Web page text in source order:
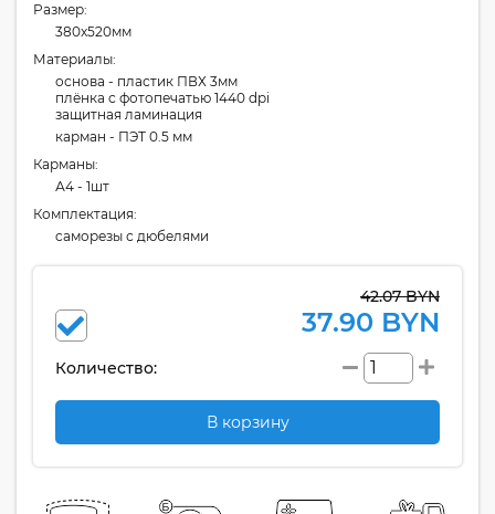
Размер:
380x520мм
Материалы:
основа - пластик ПВХ 3мм
плёнка с фотопечатью 1440 dpi
защитная ламинация
карман - ПЭТ 0.5 мм
Карманы:
А4 - 1шт
Комплектация:
cаморезы с дюбелями
42.07 BYN
37.90 BYN
Количество:
В корзину